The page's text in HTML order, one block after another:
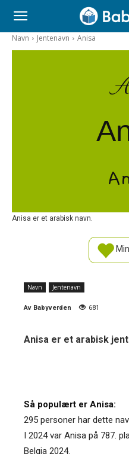
Navn Jentenavn Anisa
Anisa er et arabisk navn.
Navn Jentenavn
Av Babyverden 681
Anisa er et arabisk
Så populært er Anisa:
295 personer har dette
I 2024 var Anisa på 787.
Belgia 2024.